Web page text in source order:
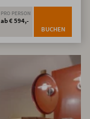
PRO PERSON
ab € 594,-
BUCHEN